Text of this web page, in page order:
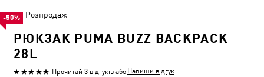
Розпродаж
РЮКЗАК PUMA BUZZ BACKPACK
28L
Прочитай 3 відгуків або Напиши відгук
-50%